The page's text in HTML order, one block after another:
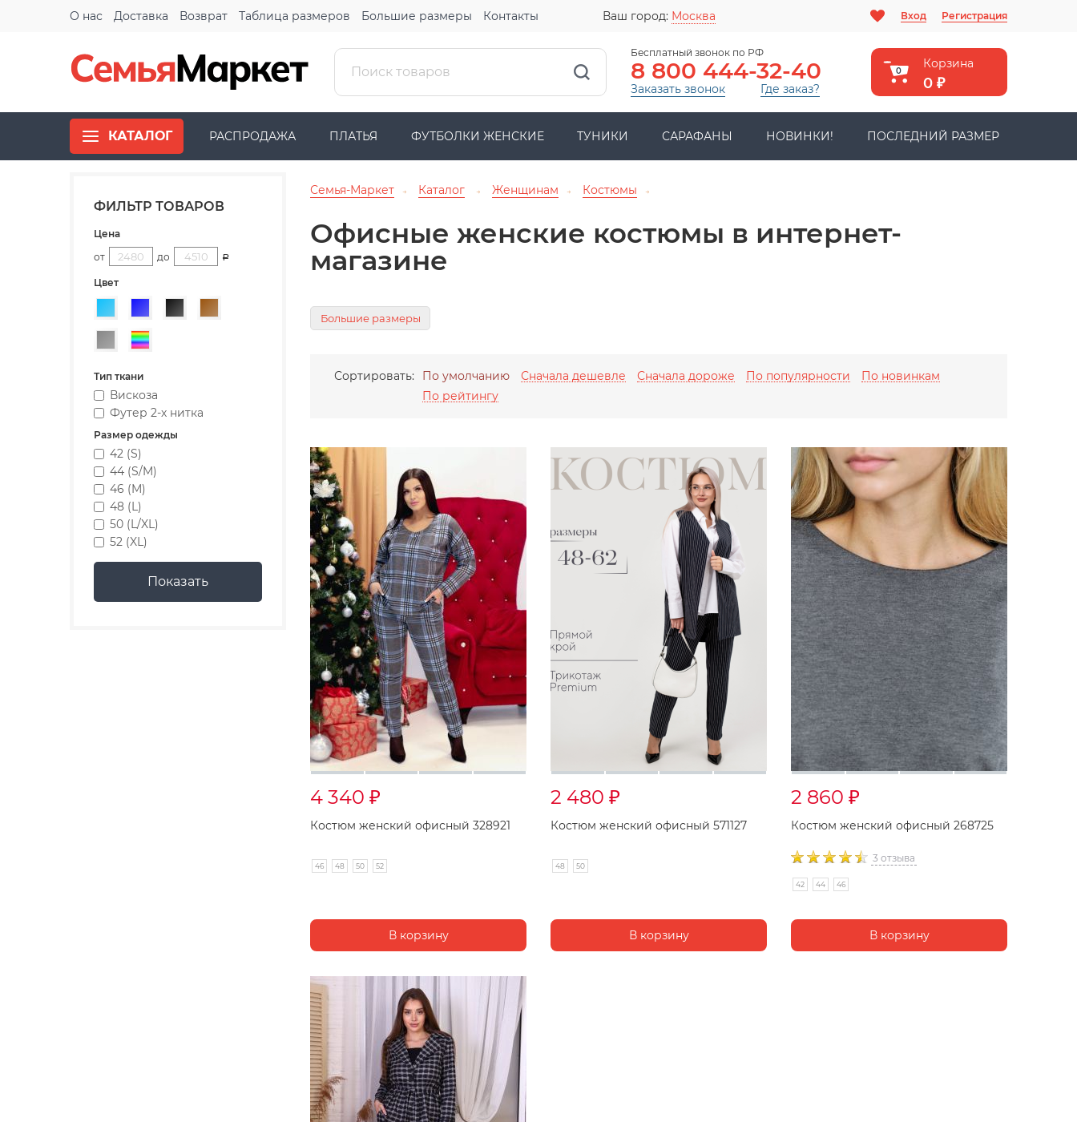
О нас Доставка Возврат Таблица размеров Большие размеры Контакты Ваш город: Москва Вход Регистрация
Бесплатный звонок по РФ
8 800 444-32-40
Заказать звонок Где заказ?
Корзина
0
0 ₽
КАТАЛОГ РАСПРОДАЖА ПЛАТЬЯ ФУТБОЛКИ ЖЕНСКИЕ ТУНИКИ САРАФАНЫ НОВИНКИ! ПОСЛЕДНИЙ РАЗМЕР
ФИЛЬТР ТОВАРОВ
Цена
от
до Р
Цвет
ГолубойСиний Черный
Серый
Тип ткани
Вискоза
Футер 2-х нитка
Размер одежды
42 (S)
44 (S/M)
46 (M)
48 (L)
50 (L/XL)
52 (XL)
Семья-Маркет → Каталог → Женщинам → Костюмы →
Офисные женские костюмы в интернет-
магазине
Большие размеры
Сортировать: По умолчанию Сначала дешевле Сначала дороже По популярности
По новинкам
По рейтингу
4 340 ₽
Костюм женский офисный 328921
46 48 50 52
2 480 ₽
Костюм женский офисный 571127
48 50
2 860 ₽
Костюм женский офисный 268725
3 отзыва
42 44 46